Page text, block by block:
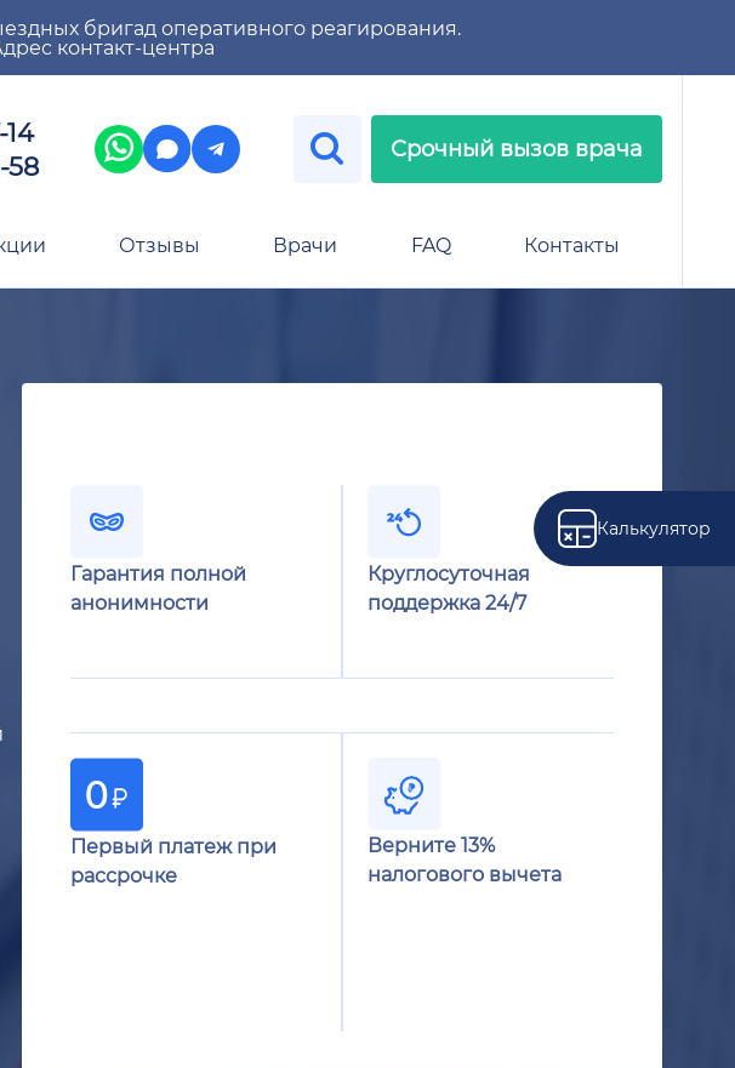
бригад оперативного реагирования.
контакт-центра
58
Срочный вызов врача
Отзывы Врачи FAQ Контакты
Калькулятор
Гарантия полной
анонимности
Круглосуточная
поддержка 24/7
Первый платеж при
рассрочке
Верните 13%
налогового вычета